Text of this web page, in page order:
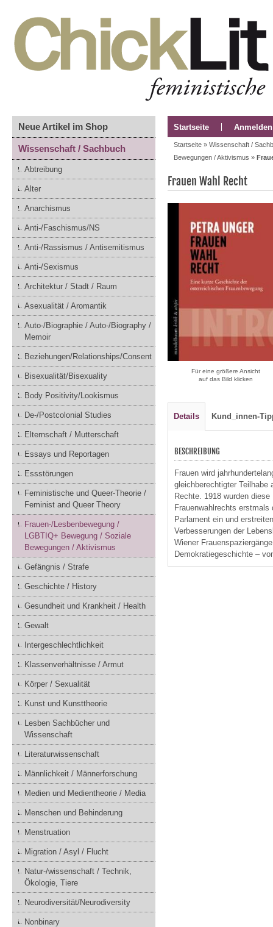
Neue Artikel im Shop
Wissenschaft / Sachbuch
Abtreibung
Alter
Anarchismus
Anti-/Faschismus/NS
Anti-/Rassismus / Antisemitismus
Anti-/Sexismus
Architektur / Stadt / Raum
Asexualität / Aromantik
Auto-/Biographie / Auto-/Biography /
Memoir
Beziehungen/Relationships/Consent
Bisexualität/Bisexuality
Body Positivity/Lookismus
De-/Postcolonial Studies
Elternschaft / Mutterschaft
Essays und Reportagen
Essstörungen
Feministische und Queer-Theorie /
Feminist and Queer Theory
Frauen-/Lesbenbewegung /
LGBTIQ+ Bewegung / Soziale
Bewegungen / Aktivismus
Gefängnis / Strafe
Geschichte / History
Gesundheit und Krankheit / Health
Gewalt
Intergeschlechtlichkeit
Klassenverhältnisse / Armut
Körper / Sexualität
Kunst und Kunsttheorie
Lesben Sachbücher und
Wissenschaft
Literaturwissenschaft
Männlichkeit / Männerforschung
Medien und Medientheorie / Media
Menschen und Behinderung
Menstruation
Migration / Asyl / Flucht
Natur-/wissenschaft / Technik,
Ökologie, Tiere
Neurodiversität/Neurodiversity
Nonbinary
Startseite Anmelden
Startseite » Wissenschaft /
Bewegungen / Aktivismus »
Frauen Wahl Recht
Für eine größere Ansicht
auf das Bild klicken
Details Kund_innen-
BESCHREIBUNG
Frauen wird
gleichberechtigter
Rechte. 1918 wurden
Frauenwahlrechts
Parlament ein und
Verbesserungen der
Wiener
Demokratie­geschichte –